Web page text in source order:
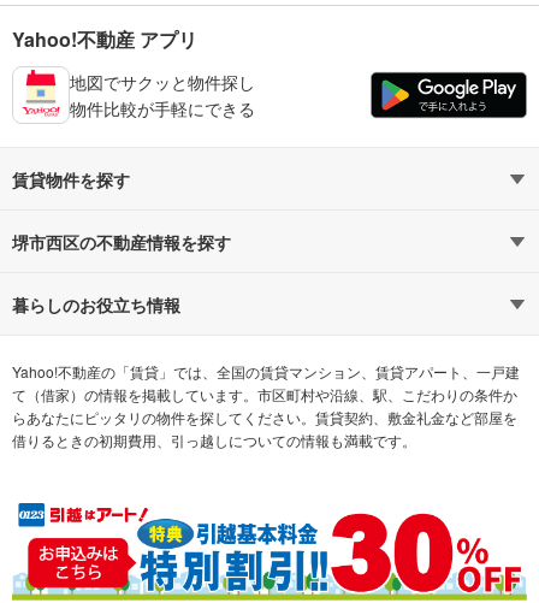
Yahoo!不動産 アプリ
地図でサクッと物件探し
物件比較が手軽にできる
賃貸物件を探す
路線・駅から探す
通勤時間から探す
不動産会社から探す 希望の条件から探す
テーマから探す ランキングから探す
堺市西区の不動産情報を探す
不動産・住宅
新築マンション 中古マンション
新築一戸建て 中古一戸建て
売却査定
暮らしのお役立ち情報
マンションカタログ 教えて！住まいの先生
Yahoo!不動産の「賃貸」では、全国の賃貸マンション、賃貸アパート、一戸建
て（借家）の情報を掲載しています。市区町村や沿線、駅、こだわりの条件か
らあなたにピッタリの物件を探してください。賃貸契約、敷金礼金など部屋を
借りるときの初期費用、引っ越しについての情報も満載です。